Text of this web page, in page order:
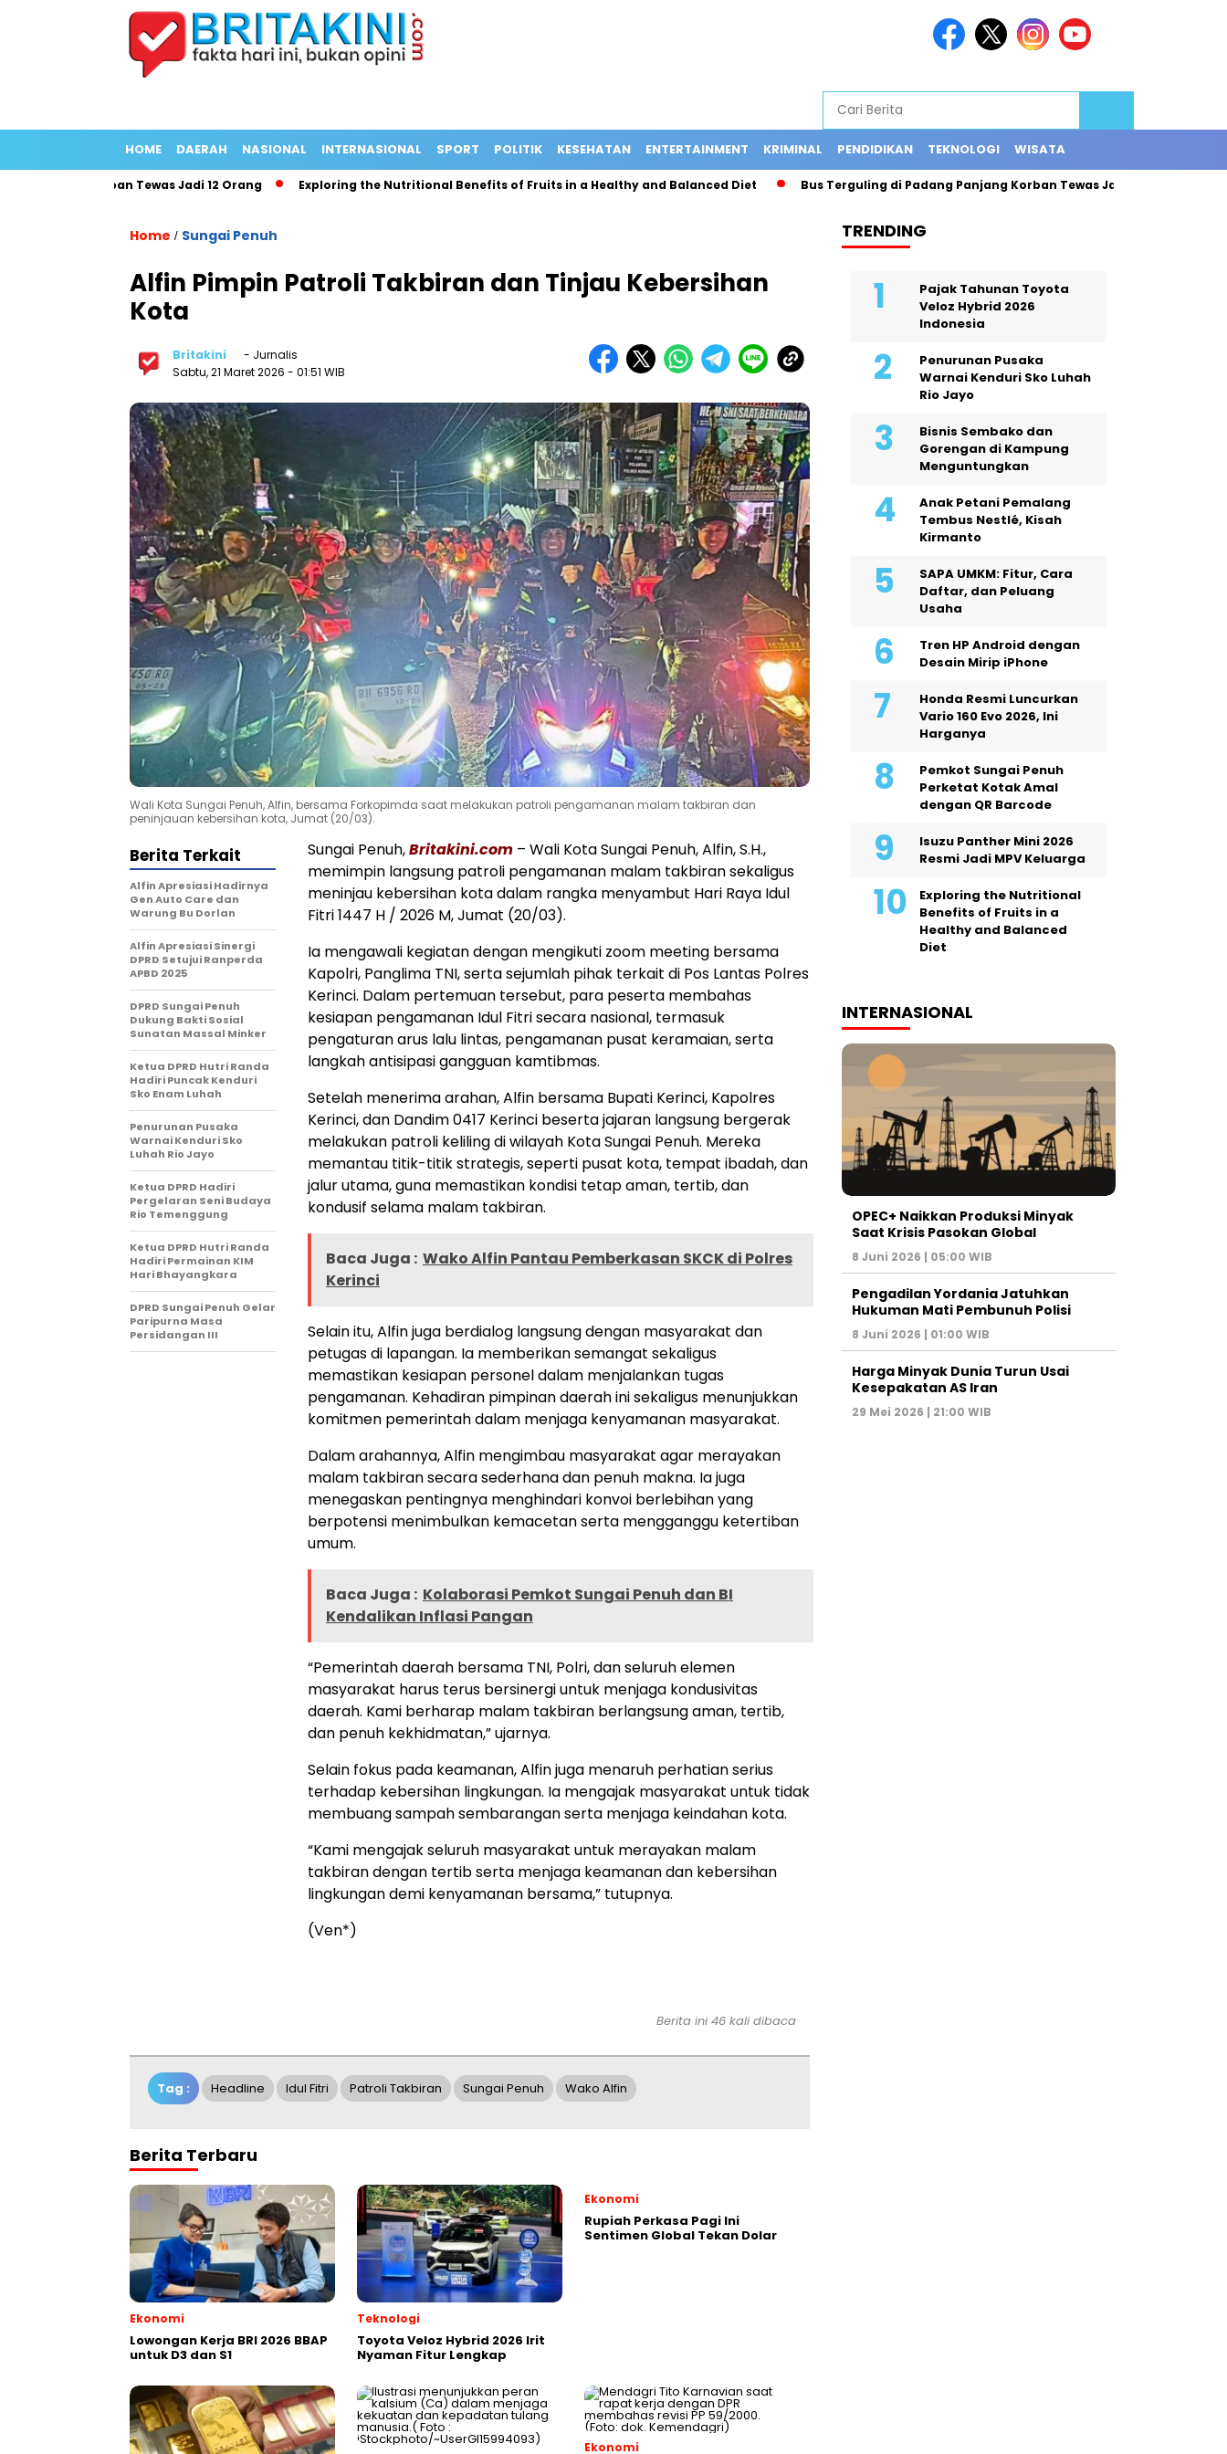
HOME DAERAH NASIONAL INTERNASIONAL SPORT POLITIK KESEHATAN ENTERTAINMENT KRIMINAL PENDIDIKAN TEKNOLOGI WISATA
Korban Tewas Jadi 12 Orang Exploring the Nutritional Benefits of Fruits in a Healthy and Balanced Diet Bus Terguling di Padang Panjang Korban Tewas Jadi 12 Orang
Home / Sungai Penuh
Alfin Pimpin Patroli Takbiran dan Tinjau Kebersihan
Kota
Britakini
- Jurnalis
Sabtu, 21 Maret 2026 - 01:51 WIB
Wali Kota Sungai Penuh, Alfin, bersama Forkopimda saat melakukan patroli pengamanan malam takbiran dan
peninjauan kebersihan kota, Jumat (20/03).
Sungai Penuh,Britakini.com – Wali Kota Sungai Penuh, Alfin, S.H.,
memimpin langsung patroli pengamanan malam takbiran sekaligus
meninjau kebersihan kota dalam rangka menyambut Hari Raya Idul
Fitri 1447 H / 2026 M, Jumat (20/03).
Ia mengawali kegiatan dengan mengikuti zoom meeting bersama
Kapolri, Panglima TNI, serta sejumlah pihak terkait di Pos Lantas Polres
Kerinci. Dalam pertemuan tersebut, para peserta membahas
kesiapan pengamanan Idul Fitri secara nasional, termasuk
pengaturan arus lalu lintas, pengamanan pusat keramaian, serta
langkah antisipasi gangguan kamtibmas.
Setelah menerima arahan, Alfin bersama Bupati Kerinci, Kapolres
Kerinci, dan Dandim 0417 Kerinci beserta jajaran langsung bergerak
melakukan patroli keliling di wilayah Kota Sungai Penuh. Mereka
memantau titik-titik strategis, seperti pusat kota, tempat ibadah, dan
jalur utama, guna memastikan kondisi tetap aman, tertib, dan
kondusif selama malam takbiran.
Baca Juga : Wako Alfin Pantau Pemberkasan SKCK di Polres
Kerinci
Selain itu, Alfin juga berdialog langsung dengan masyarakat dan
petugas di lapangan. Ia memberikan semangat sekaligus
memastikan kesiapan personel dalam menjalankan tugas
pengamanan. Kehadiran pimpinan daerah ini sekaligus menunjukkan
komitmen pemerintah dalam menjaga kenyamanan masyarakat.
Dalam arahannya, Alfin mengimbau masyarakat agar merayakan
malam takbiran secara sederhana dan penuh makna. Ia juga
menegaskan pentingnya menghindari konvoi berlebihan yang
berpotensi menimbulkan kemacetan serta mengganggu ketertiban
umum.
Baca Juga : Kolaborasi Pemkot Sungai Penuh dan BI
Kendalikan Inflasi Pangan
“Pemerintah daerah bersama TNI, Polri, dan seluruh elemen
masyarakat harus terus bersinergi untuk menjaga kondusivitas
daerah. Kami berharap malam takbiran berlangsung aman, tertib,
dan penuh kekhidmatan,” ujarnya.
Selain fokus pada keamanan, Alfin juga menaruh perhatian serius
terhadap kebersihan lingkungan. Ia mengajak masyarakat untuk tidak
membuang sampah sembarangan serta menjaga keindahan kota.
“Kami mengajak seluruh masyarakat untuk merayakan malam
takbiran dengan tertib serta menjaga keamanan dan kebersihan
lingkungan demi kenyamanan bersama,” tutupnya.
(Ven*)
Berita Terkait
Alfin Apresiasi Hadirnya
Gen Auto Care dan
Warung Bu Dorlan
Alfin Apresiasi Sinergi
DPRD Setujui Ranperda
APBD 2025
DPRD Sungai Penuh
Dukung Bakti Sosial
Sunatan Massal Minker
Ketua DPRD Hutri Randa
Hadiri Puncak Kenduri
Sko Enam Luhah
Penurunan Pusaka
Warnai Kenduri Sko
Luhah Rio Jayo
Ketua DPRD Hadiri
Pergelaran Seni Budaya
Rio Temenggung
Ketua DPRD Hutri Randa
Hadiri Permainan KIM
Hari Bhayangkara
DPRD Sungai Penuh Gelar
Paripurna Masa
Persidangan III
Berita ini 46 kali dibaca
Tag : Headline Idul Fitri Patroli Takbiran Sungai Penuh Wako Alfin
Berita Terbaru
Ekonomi
Lowongan Kerja BRI 2026 BBAP
untuk D3 dan S1
Teknologi
Toyota Veloz Hybrid 2026 Irit
Nyaman Fitur Lengkap
Ekonomi
Rupiah Perkasa Pagi Ini
Sentimen Global Tekan Dolar
Ekonomi
TRENDING
Pajak Tahunan Toyota
Veloz Hybrid 2026
Indonesia
Penurunan Pusaka
Warnai Kenduri Sko Luhah
Rio Jayo
Bisnis Sembako dan
Gorengan di Kampung
Menguntungkan
Anak Petani Pemalang
Tembus Nestlé, Kisah
Kirmanto
SAPA UMKM: Fitur, Cara
Daftar, dan Peluang
Usaha
Tren HP Android dengan
Desain Mirip iPhone
Honda Resmi Luncurkan
Vario 160 Evo 2026, Ini
Harganya
Pemkot Sungai Penuh
Perketat Kotak Amal
dengan QR Barcode
Isuzu Panther Mini 2026
Resmi Jadi MPV Keluarga
Exploring the Nutritional
Benefits of Fruits in a
Healthy and Balanced
Diet
INTERNASIONAL
OPEC+ Naikkan Produksi Minyak
Saat Krisis Pasokan Global
8 Juni 2026 | 05:00 WIB
Pengadilan Yordania Jatuhkan
Hukuman Mati Pembunuh Polisi
8 Juni 2026 | 01:00 WIB
Harga Minyak Dunia Turun Usai
Kesepakatan AS Iran
29 Mei 2026 | 21:00 WIB